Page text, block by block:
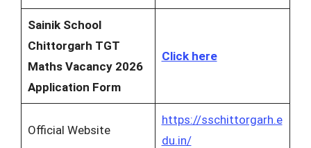
Sainik School
Chittorgarh TGT
Maths Vacancy 2026
Application Form
Click here
Official Website
https://sschittorgarh.e
du.in/